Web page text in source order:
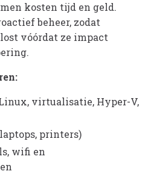
kosten tijd en geld.
beheer, zodat
vóórdat ze impact
virtualisatie, Hyper-V,
printers)
wifi en